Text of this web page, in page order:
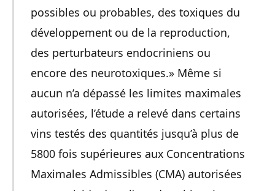
possibles ou probables, des toxiques du
développement ou de la reproduction,
des perturbateurs endocriniens ou
encore des neurotoxiques.» Même si
aucun n’a dépassé les limites maximales
autorisées, l’étude a relevé dans certains
vins testés des quantités jusqu’à plus de
5800 fois supérieures aux Concentrations
Maximales Admissibles (CMA) autorisées